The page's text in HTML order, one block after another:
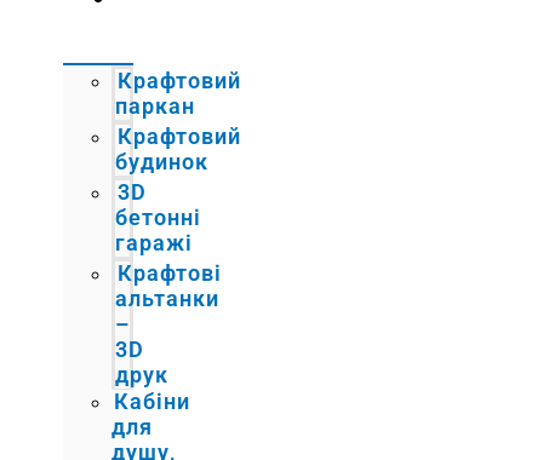
Крафтовий
паркан
Крафтовий
будинок
3D
бетонні
гаражі
Крафтові
альтанки
–
3D
друк
Кабіни
для
душу,